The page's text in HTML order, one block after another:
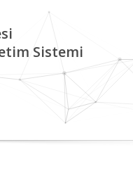
Sistemi